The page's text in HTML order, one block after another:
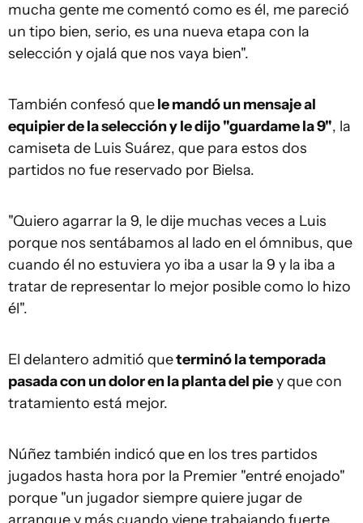
mucha gente me comentó como es él, me pareció
un tipo bien, serio, es una nueva etapa con la
selección y ojalá que nos vaya bien".
También confesó quele mandó un mensaje al
equipier de la selección y le dijo "guardame la 9", la
camiseta de Luis Suárez, que para estos dos
partidos no fue reservado por Bielsa.
"Quiero agarrar la 9, le dije muchas veces a Luis
porque nos sentábamos al lado en el ómnibus, que
cuando él no estuviera yo iba a usar la 9 y la iba a
tratar de representar lo mejor posible como lo hizo
él".
El delantero admitió queterminó la temporada
pasada con un dolor en la planta del piey que con
tratamiento está mejor.
Núñez también indicó que en los tres partidos
jugados hasta hora por la Premier "entré enojado"
porque "un jugador siempre quiere jugar de